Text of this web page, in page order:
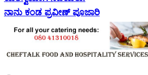
ನಾನು ಕಂಡ ಪ್ರವೀಣ್ ಪೂಜಾರಿ